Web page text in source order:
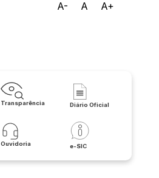
A- A A+
Transparência Diário Oficial
Ouvidoria e-SIC